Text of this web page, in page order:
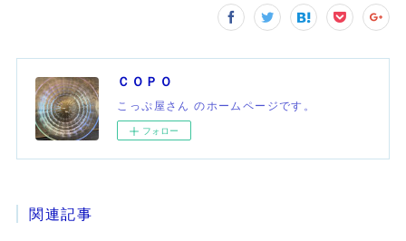
ＣＯＰＯ
こっぷ屋さん のホームページです。
フォロー
関連記事